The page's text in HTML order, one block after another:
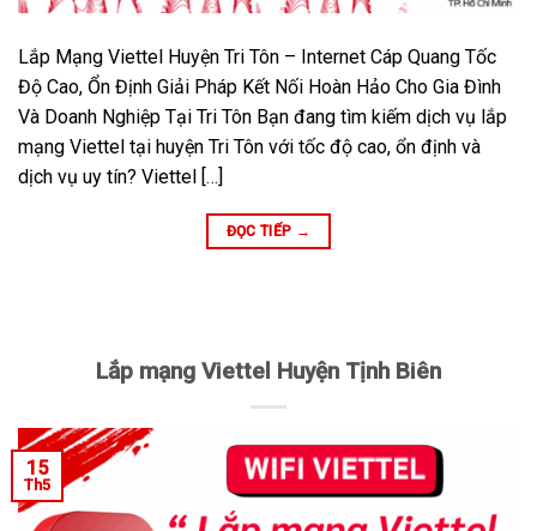
Lắp Mạng Viettel Huyện Tri Tôn – Internet Cáp Quang Tốc
Độ Cao, Ổn Định Giải Pháp Kết Nối Hoàn Hảo Cho Gia Đình
Và Doanh Nghiệp Tại Tri Tôn Bạn đang tìm kiếm dịch vụ lắp
mạng Viettel tại huyện Tri Tôn với tốc độ cao, ổn định và
dịch vụ uy tín? Viettel […]
ĐỌC TIẾP →
Lắp mạng Viettel Huyện Tịnh Biên
15
Th5